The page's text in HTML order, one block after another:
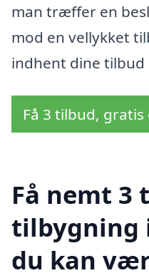
man træffer en
mod en vellykket
indhent dine tilbud
Få 3 tilbud,
Få nemt 3
tilbygning
du kan